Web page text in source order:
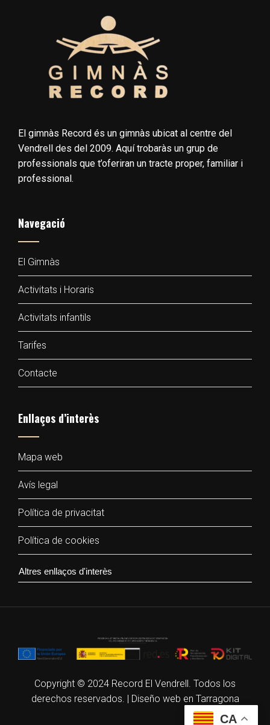
El gimnàs Record és un gimnàs ubicat al centre del
Vendrell des del 2009. Aquí trobaràs un grup de
professionals que t’oferiran un tracte proper, familiar i
professional.
Navegació
El Gimnàs
Activitats i Horaris
Activitats infantils
Tarifes
Contacte
Enllaços d’interès
Mapa web
Avís legal
Política de privacitat
Política de cookies
Copyright © 2024 Record El Vendrell. Todos los
derechos reservados. |
Diseño web en Tarragona
CA